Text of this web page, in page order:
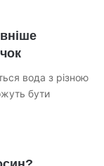
вода з різною
бути